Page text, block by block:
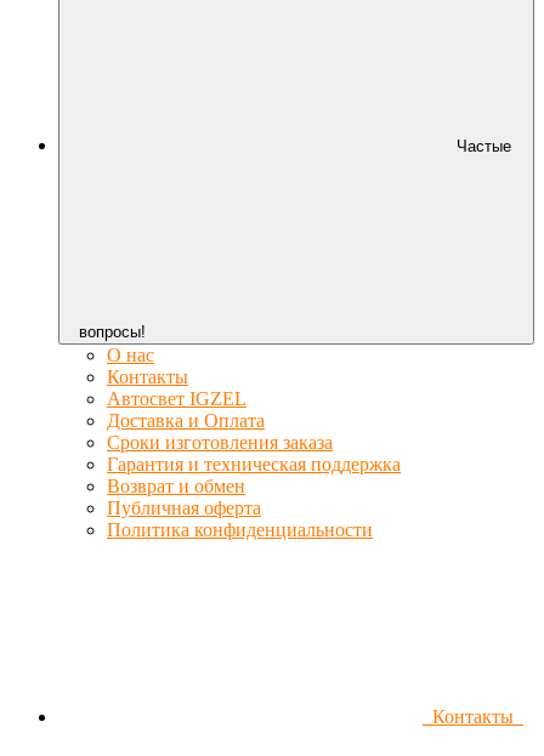
Частые
вопросы!
О нас
Контакты
Автосвет IGZEL
Доставка и Оплата
Сроки изготовления заказа
Гарантия и техническая поддержка
Возврат и обмен
Публичная оферта
Политика конфиденциальности
Контакты